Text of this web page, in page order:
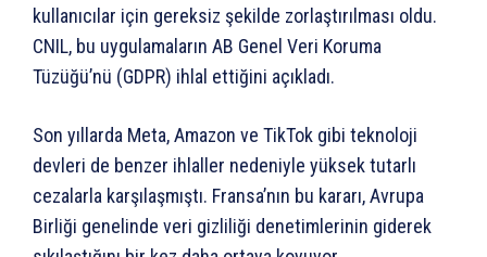
kullanıcılar için gereksiz şekilde zorlaştırılması oldu.
CNIL, bu uygulamaların AB Genel Veri Koruma
Tüzüğü’nü (GDPR) ihlal ettiğini açıkladı.
Son yıllarda Meta, Amazon ve TikTok gibi teknoloji
devleri de benzer ihlaller nedeniyle yüksek tutarlı
cezalarla karşılaşmıştı. Fransa’nın bu kararı, Avrupa
Birliği genelinde veri gizliliği denetimlerinin giderek